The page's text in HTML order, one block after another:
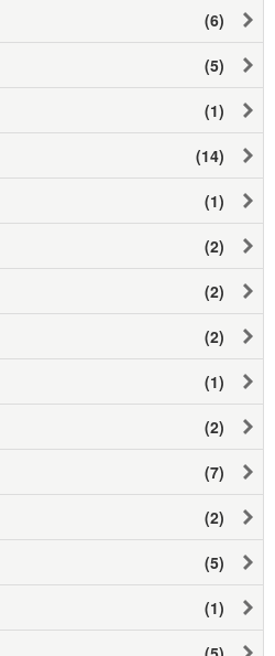
(6)
(5)
(1)
(14)
(1)
(2)
(2)
(2)
(1)
(2)
(7)
(2)
(5)
(1)